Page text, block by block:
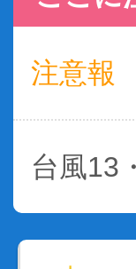
注意報
台風13